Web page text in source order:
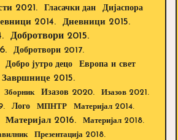
2021. Гласачки дан Дијаспора
2014.
Дневници 2015.
Добротвори 2015.
Добротвори 2017.
Добро јутро децо Европа и свет
Завршнице 2015.
Зборник Изазов 2020.
Изазов 2021.
Лого МПНТР Материјал 2014.
Материјал 2016.
Материјал 2018.
Презентација 2018.